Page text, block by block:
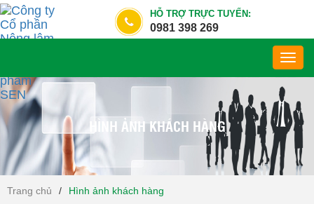
HỖ TRỢ TRỰC TUYẾN:
0981 398 269
HÌNH ẢNH KHÁCH HÀNG
Trang chủ / Hình ảnh khách hàng